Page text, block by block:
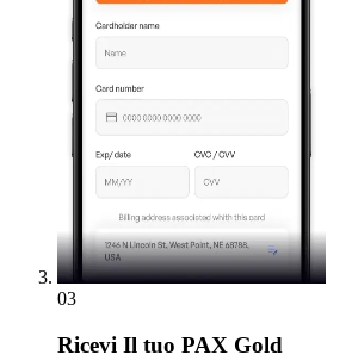
03
Ricevi Il tuo PAX Gold